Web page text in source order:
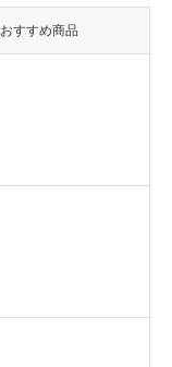
おすすめ商品